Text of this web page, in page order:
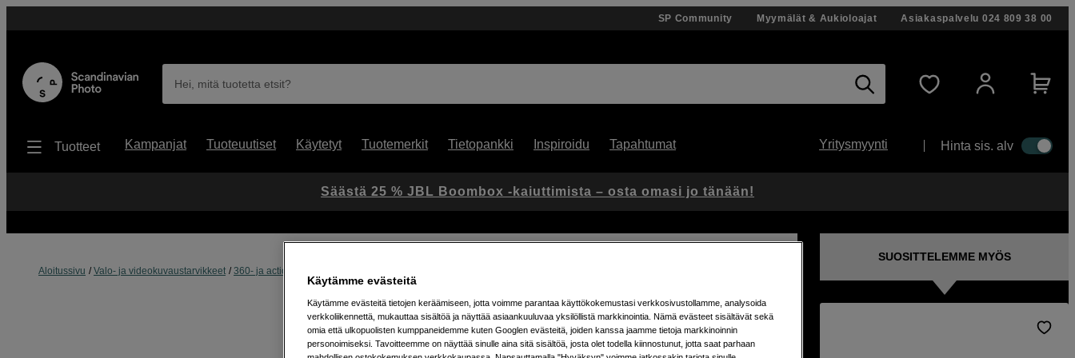
SP Community Myymälät & Aukioloajat Asiakaspalvelu 024 809 38 00
Hei, mitä tuotetta etsit?
Tuotteet Kampanjat Tuoteuutiset Käytetyt Tuotemerkit Tietopankki Inspiroidu Tapahtumat Yritysmyynti Hinta sis. alv
Aloitussivu Valo- ja videokuvaustarvikkeet 360- ja actionkameratarvikkeet
Artikkeli: 1104455
UV-suodin DJI Osmo Action 6:lle
SUOSITTELEMME MYÖS
Säästä 25 % JBL Boombox -kaiuttimista – osta omasi jo tänään!
Käytämme evästeitä
Käytämme evästeitä tietojen keräämiseen, jotta voimme parantaa käyttökokemustasi verkkosivustollamme, analysoida
verkkoliikennettä, mukauttaa sisältöä ja näyttää asiaankuuluvaa yksilöllistä markkinointia. Nämä evästeet sisältävät sekä
omia että ulkopuolisten kumppaneidemme kuten Googlen evästeitä, joiden kanssa jaamme tietoja markkinoinnin
personoimiseksi. Tavoitteemme on näyttää sinulle aina sitä sisältöä, josta olet todella kiinnostunut, jotta saat parhaan